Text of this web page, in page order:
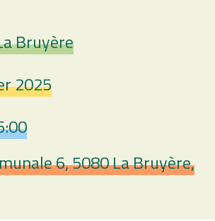
Bruyère
2025
6, 5080 La Bruyère,